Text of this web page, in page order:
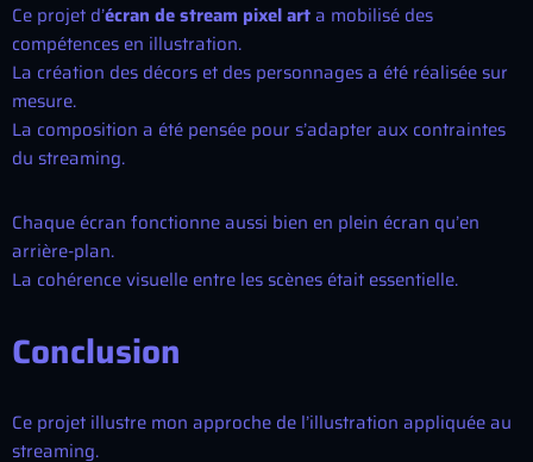
Ce projet d’écran de stream pixel arta mobilisé des
compétences en illustration.
La création des décors et des personnages a été réalisée sur
mesure.
La composition a été pensée pour s’adapter aux contraintes
du streaming.
Chaque écran fonctionne aussi bien en plein écran qu’en
arrière-plan.
La cohérence visuelle entre les scènes était essentielle.
Conclusion
Ce projet illustre mon approche de l’illustration appliquée au
streaming.